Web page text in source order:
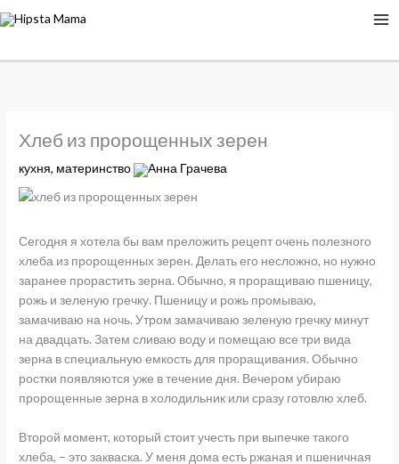
Хлеб из пророщенных зерен
кухня, материнство Анна Грачева
Сегодня я хотела бы вам преложить рецепт очень полезного
хлеба из пророщенных зерен. Делать его несложно, но нужно
заранее прорастить зерна. Обычно, я проращиваю пшеницу,
рожь и зеленую гречку. Пшеницу и рожь промываю,
замачиваю на ночь. Утром замачиваю зеленую гречку минут
на двадцать. Затем сливаю воду и помещаю все три вида
зерна в специальную емкость для проращивания. Обычно
ростки появляются уже в течение дня. Вечером убираю
пророщенные зерна в холодильник или сразу готовлю хлеб.
Второй момент, который стоит учесть при выпечке такого
хлеба, – это закваска. У меня дома есть ржаная и пшеничная